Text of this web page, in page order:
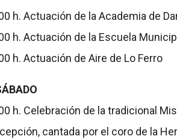
h. Actuación de la Academia de
h. Actuación de la Escuela
h. Actuación de Aire de Lo Ferro
h. Celebración de la tradicional
cantada por el coro de la